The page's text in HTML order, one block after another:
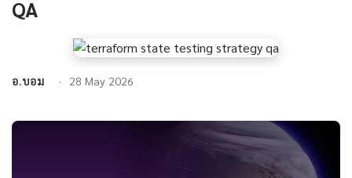
QA
อ.บอม 28 May 2026